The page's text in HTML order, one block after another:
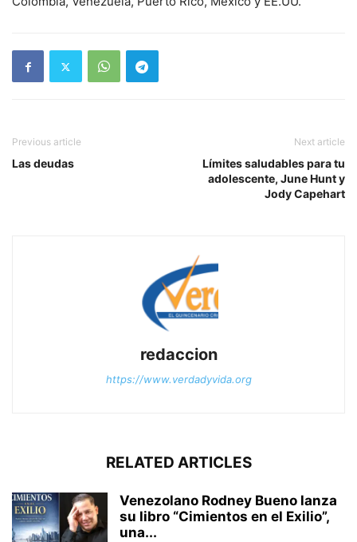
Previous article
Las deudas
Next article
Límites saludables para tu
adolescente, June Hunt y
Jody Capehart
redaccion
https://www.verdadyvida.org
RELATED ARTICLES
Venezolano Rodney Bueno lanza
su libro “Cimientos en el Exilio”,
una...